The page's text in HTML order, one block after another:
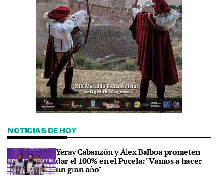
NOTICIAS DE HOY
Yeray Cabanzón y Álex Balboa prometen
dar el 100% en el Pucela: "Vamos a hacer
un gran año"